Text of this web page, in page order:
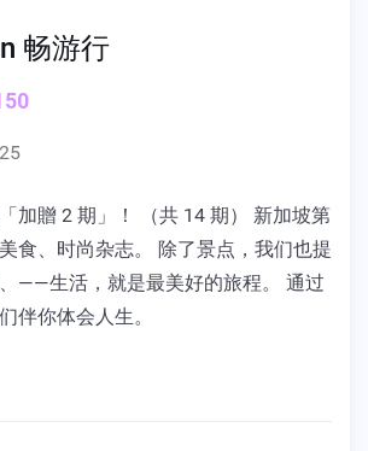
畅游行
加贈 2 期」！ （共 14 期） 新加坡第
食、时尚杂志。 除了景点，我们也提
——生活，就是最美好的旅程。 通过
伴你体会人生。